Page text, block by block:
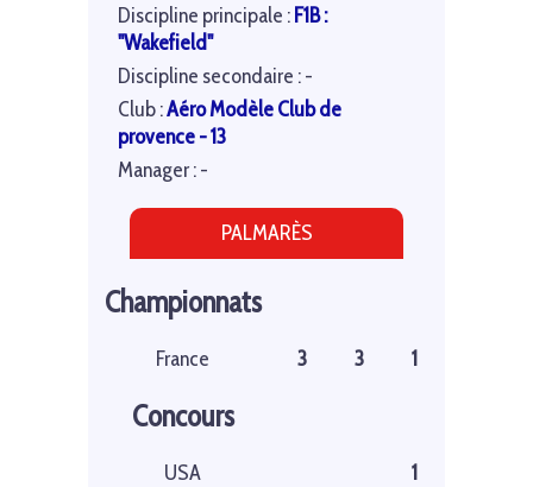
Discipline principale :F1B :
"Wakefield"
Discipline secondaire : -
Club :Aéro Modèle Club de
provence - 13
Manager : -
PALMARÈS
Championnats
France 3 3 1
Concours
USA
1